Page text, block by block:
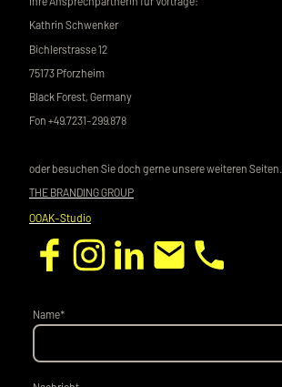
Kathrin Schwenker
Bichlerstrasse 12
75173 Pforzheim
Black Forest, Germany
Fon +49.7231-299.878
oder besuchen Sie doch gerne unsere weiteren Seiten.
THE BRANDING GROUP
OOAK-Studio
Name*